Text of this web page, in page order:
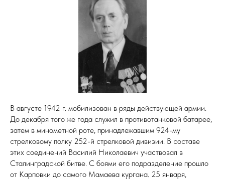
В августе 1942 г. мобилизован в ряды действующей армии.
До декабря того же года служил в противотанковой батарее,
затем в минометной роте, принадлежавшим 924-му
стрелковому полку 252-й стрелковой дивизии. В составе
этих соединений Василий Николаевич участвовал в
Сталинградской битве. С боями его подразделение прошло
от Карповки до самого Мамаева кургана. 25 января,